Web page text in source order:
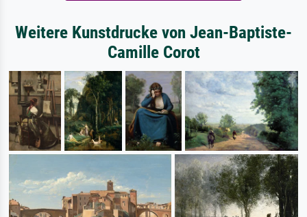
Weitere Kunstdrucke von Jean-Baptiste-
Camille Corot